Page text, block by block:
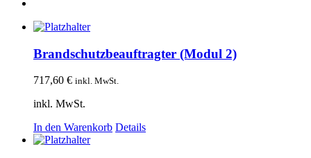
Brandschutzbeauftragter (Modul 2)
717,60 € inkl. MwSt.
inkl. MwSt.
In den Warenkorb Details